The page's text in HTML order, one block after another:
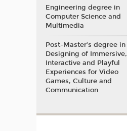
Engineering degree in
Computer Science and
Multimedia
Post-Master’s degree in
Designing of Immersive,
Interactive and Playful
Experiences for Video
Games, Culture and
Communication